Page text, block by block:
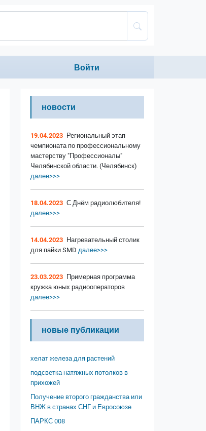
Anonumous menu
Войти
новости
19.04.2023 Региональный этап
чемпионата по профессиональному
мастерству "Профессионалы"
Челябинской области. (Челябинск)
далее>>>
18.04.2023 С Днём радиолюбителя!
далее>>>
14.04.2023 Нагревательный столик
для пайки SMD далее>>>
23.03.2023 Примерная программа
кружка юных радиооператоров
далее>>>
новые публикации
хелат железа для растений
подсветка натяжных потолков в
прихожей
Получение второго гражданства или
ВНЖ в странах СНГ и Евросоюзе
ПАРКС 008